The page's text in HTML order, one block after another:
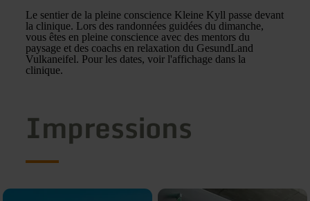
Le sentier de la pleine conscience Kleine Kyll passe devant
la clinique. Lors des randonnées guidées du dimanche,
vous êtes en pleine conscience avec des mentors du
paysage et des coachs en relaxation du GesundLand
Vulkaneifel. Pour les dates, voir l'affichage dans la
clinique.
Impressions